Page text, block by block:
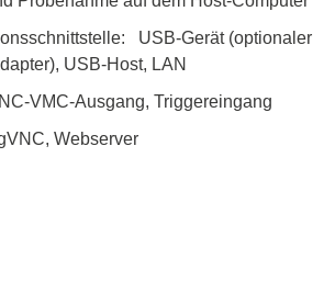
USB-Gerät (optionaler
USB-Host, LAN
VMC-Ausgang, Triggereingang
Webserver